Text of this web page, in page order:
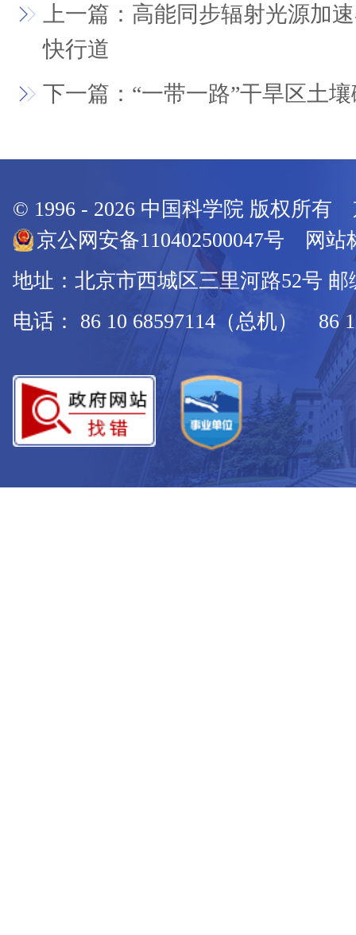
上一篇：高能同步辐射光源加
快行道
下一篇：“一带一路”干旱区土
© 1996 - 2026 中国科学院 版权所有
京公网安备110402500047号 网站
地址：北京市西城区三里河路52号 邮
电话： 86 10 68597114（总机） 86